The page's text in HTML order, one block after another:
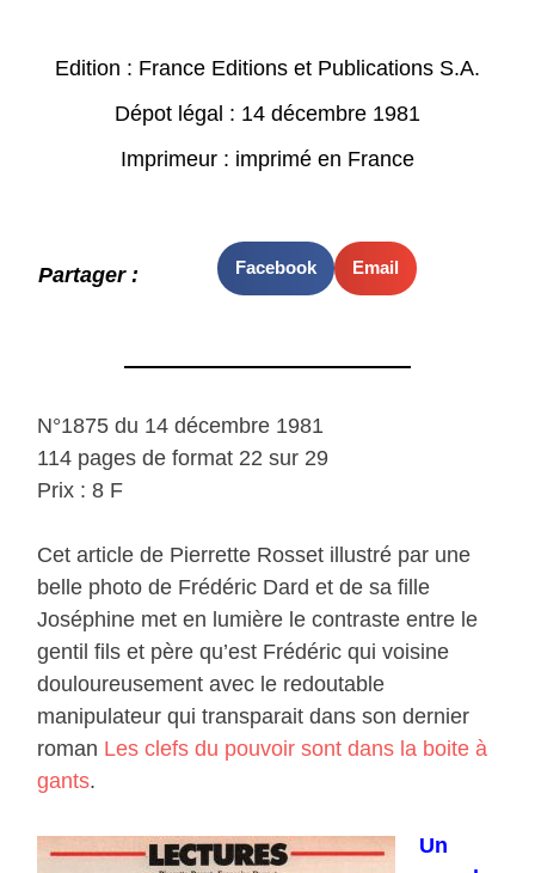
Edition : France Editions et Publications S.A.
Dépot légal : 14 décembre 1981
Imprimeur : imprimé en France
Partager : Facebook Email
N°1875 du 14 décembre 1981
114 pages de format 22 sur 29
Prix : 8 F
Cet article de Pierrette Rosset illustré par une
belle photo de Frédéric Dard et de sa fille
Joséphine met en lumière le contraste entre le
gentil fils et père qu’est Frédéric qui voisine
douloureusement avec le redoutable
manipulateur qui transparait dans son dernier
roman Les clefs du pouvoir sont dans la boite à
gants.
Un